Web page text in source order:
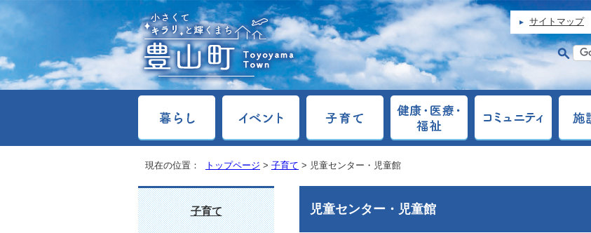
サイトマップ
現在の位置： トップページ > 子育て > 児童センター・児童館
児童センター・児童館
子育て